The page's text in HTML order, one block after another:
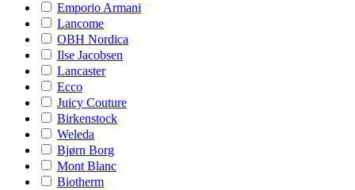
Emporio Armani
Lancome
OBH Nordica
Ilse Jacobsen
Lancaster
Ecco
Juicy Couture
Birkenstock
Weleda
Bjørn Borg
Mont Blanc
Biotherm